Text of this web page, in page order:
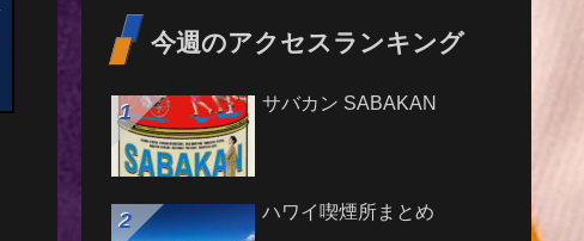
今週のアクセスランキング
サバカン SABAKAN
ハワイ喫煙所まとめ